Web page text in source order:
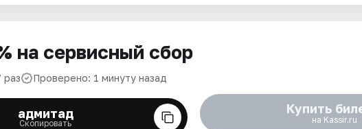
на сервисный сбор
раз Проверено: 1 минуту назад
адмитад
Скопировать
Купить
на Kassir.ru